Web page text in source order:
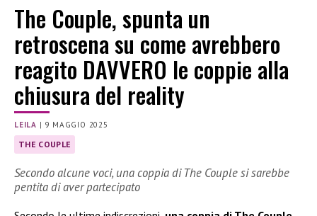
The Couple, spunta un
retroscena su come avrebbero
reagito DAVVERO le coppie alla
chiusura del reality
LEILA | 9 MAGGIO 2025
THE COUPLE
Secondo alcune voci, una coppia di The Couple si sarebbe
pentita di aver partecipato